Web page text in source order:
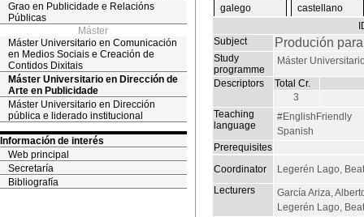
Grao en Publicidade e Relacións
Públicas
Máster
Máster Universitario en Comunicación
en Medios Sociais e Creación de
Contidos Dixitais
Máster Universitario en Dirección de
Arte en Publicidade
Máster Universitario en Dirección
pública e liderado institucional
Información de interés
Web principal
Secretaría
Bibliografía
galego
castellano
Subject
Produción
Study
programme
Máster
Descriptors
Total Cr.
3
Teaching
language
#EnglishFriendly
Spanish
Prerequisites
Coordinator
Legerén Lago,
Lecturers
García Ariza,
Legerén Lago,